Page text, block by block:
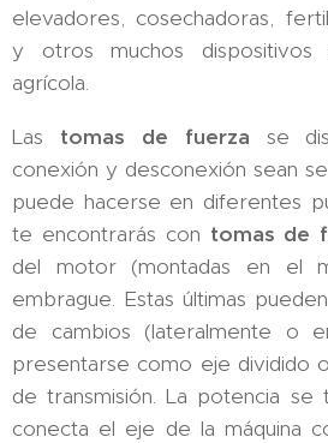
elevadores, cosechadoras,
y otros muchos
agrícola.
Las tomas de fuerza se
conexión y desconexión sean
puede hacerse en diferentes
te encontrarás con tomas de
del motor (montadas en el
embrague. Estas últimas
de cambios (lateralmente o
presentarse como eje dividido
de transmisión. La potencia se
conecta el eje de la máquina